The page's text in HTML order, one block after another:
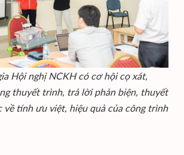
Hội nghị NCKH có cơ hội cọ xát,
thuyết trình, trả lời phản biện, thuyết
về tính ưu việt, hiệu quả của công trình